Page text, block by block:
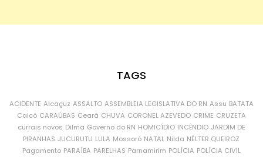
TAGS
ACIDENTE Alcaçuz ASSALTO ASSEMBLEIA LEGISLATIVA DO RN Assu BATATA
Caicó CARAÚBAS Ceará CHUVA CORONEL AZEVEDO CRIME CRUZETA
currais novos Dilma Governo do RN HOMICÍDIO INCÊNDIO JARDIM DE
PIRANHAS JUCURUTU LULA Mossoró NATAL Nilda NÉLTER QUEIROZ
Pagamento PARAÍBA PARELHAS Parnamirim POLÍCIA POLÍCIA CIVIL